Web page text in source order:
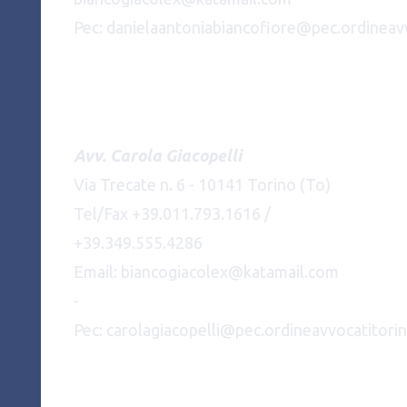
Pec:
Avv. Carola Giacopelli
Via Trecate n. 6 - 10141 Torino (To)
Tel/Fax +39.011.793.1616 /
+39.349.555.4286
Email: biancogiacolex@katamail.com
-
Pec: